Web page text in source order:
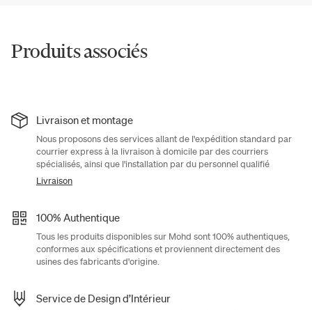
Produits associés
Livraison et montage
Nous proposons des services allant de l'expédition standard par
courrier express à la livraison à domicile par des courriers
spécialisés, ainsi que l'installation par du personnel qualifié
Livraison
100% Authentique
Tous les produits disponibles sur Mohd sont 100% authentiques,
conformes aux spécifications et proviennent directement des
usines des fabricants d'origine.
Service de Design d’Intérieur